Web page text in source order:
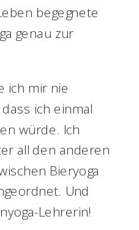
begegnete
genau zur
ich mir nie
ich einmal
würde. Ich
all den anderen
Bieryoga
Und
Lehrerin!